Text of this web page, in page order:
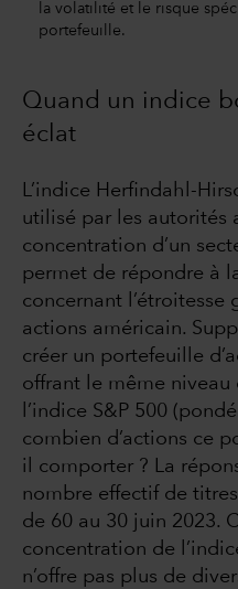
la volatilité et le risque
portefeuille.
Quand un indice
éclat
L’indice Herfindahl-
utilisé par les autorités
concentration d’un
permet de répondre à
concernant l’étroitesse
actions américain.
créer un portefeuille
offrant le même
l’indice S&P 500
combien d’actions ce
il comporter ? La
nombre effectif de
de 60 au 30 juin 2023.
concentration de
n’offre pas plus de